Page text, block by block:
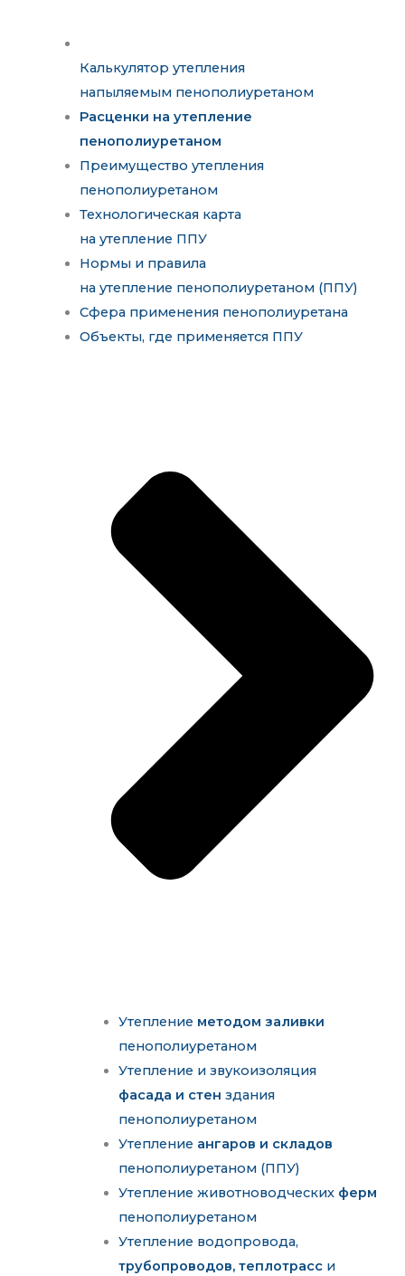
Калькулятор утепления
напыляемым пенополиуретаном
Расценки на утепление
пенополиуретаном
Преимущество утепления
пенополиуретаном
Технологическая карта
на утепление ППУ
Нормы и правила
на утепление пенополиуретаном (ППУ)
Сфера применения пенополиуретана
Объекты, где применяется ППУ
Утепление методом заливки
пенополиуретаном
Утепление и звукоизоляция
фасада и стен здания
пенополиуретаном
Утепление ангаров и складов
пенополиуретаном (ППУ)
Утепление животноводческих ферм
пенополиуретаном
Утепление водопровода,
трубопроводов, теплотрасс и